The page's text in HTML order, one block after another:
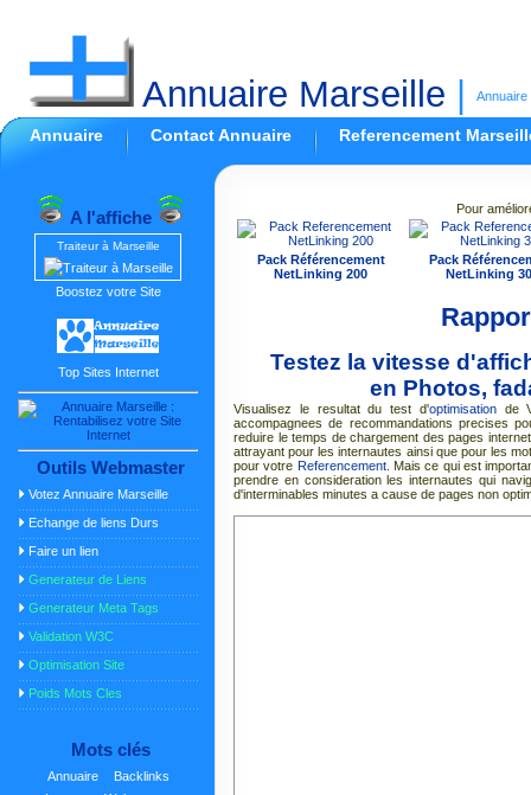
Annuaire Marseille Annuaire
Annuaire Contact Annuaire Referencement
A l'affiche
Traiteur à Marseille
Boostez votre Site
Top Sites Internet
Outils Webmaster
Votez Annuaire Marseille
Echange de liens Durs
Faire un lien
Generateur de Liens
Generateur Meta Tags
Validation W3C
Optimisation Site
Poids Mots Cles
Mots clés
Annuaire
Backlinks
Pour
Pack Référencement
NetLinking 200
Pack
NetLinking
Testez la vitesse
en Photos,
Visualisez le resultat du test d'optimisationde
accompagnees de recommandations precises
reduire le temps de chargement des pages
attrayant pour les internautes ainsi que pour les
pour votre Referencement. Mais ce qui est
prendre en consideration les internautes qui
d'interminables minutes a cause de pages non